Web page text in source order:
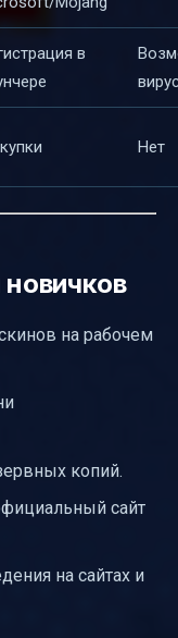
в
Нет
на рабочем
копий.
сайт
на сайтах и